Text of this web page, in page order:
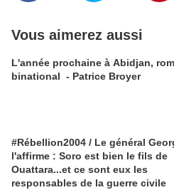
Vous aimerez aussi
L'année prochaine à Abidjan,
binational - Patrice Broyer
#Rébellion2004 / Le général
l'affirme : Soro est bien le fils de
Ouattara...et ce sont eux les
responsables de la guerre civile